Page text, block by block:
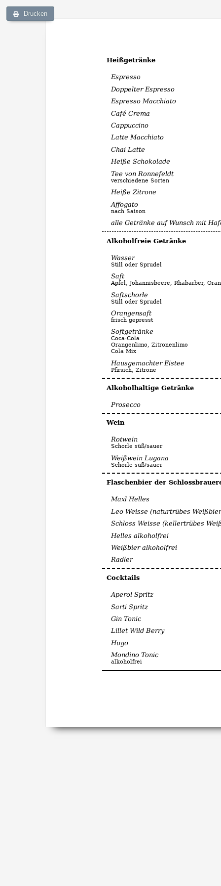
Heißgetränke
Espresso
Doppelter Espresso
Espresso Macchiato
Café Crema
Cappuccino
Latte Macchiato
Chai Latte
Heiße Schokolade
Tee von Ronnefeldt
verschiedene Sorten
Heiße Zitrone
Affogato
nach Saison
alle Getränke auf Wunsch mit
Alkoholfreie Getränke
Wasser
Still oder Sprudel
Saft
Apfel, Johannisbeere, Rhabarber,
Saftschorle
Still oder Sprudel
Orangensaft
frisch gepresst
Softgetränke
Coca-Cola
Orangenlimo, Zitronenlimo
Cola Mix
Hausgemachter Eistee
Pfirsich, Zitrone
Alkoholhaltige Getränke
Prosecco
Wein
Rotwein
Schorle süß/sauer
Weißwein Lugana
Schorle süß/sauer
Flaschenbier der
Maxl Helles
Leo Weisse (naturtrübes
Schloss Weisse (kellertrübes
Helles alkoholfrei
Weißbier alkoholfrei
Radler
Cocktails
Aperol Spritz
Sarti Spritz
Gin Tonic
Lillet Wild Berry
Hugo
Mondino Tonic
alkoholfrei
Drucken